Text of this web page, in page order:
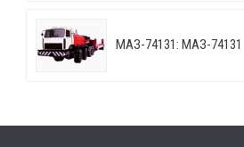
МАЗ-74131: МАЗ-74131